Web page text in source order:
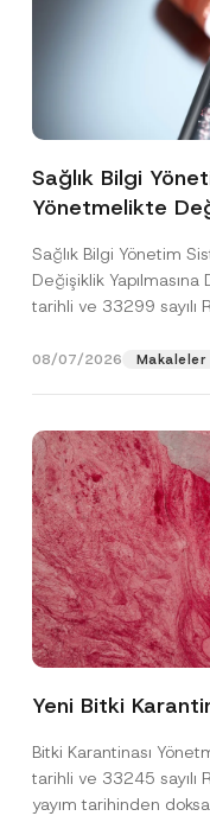
Sağlık Bilgi
Yönetmelikte
Sağlık Bilgi Yönetim
Değişiklik
tarihli ve 33299 sayılı
08/07/2026 Makaleler
Yeni Bitki
Bitki Karantinası
tarihli ve 33245 sayılı
yayım tarihinden
A
d
e
A
d
A
d
Ad*
Firma